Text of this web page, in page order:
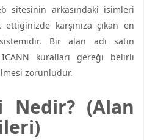
sitesinin arkasındaki isimleri
karşınıza çıkan en
Bir alan adı satın
kuralları gereği belirli
zorunludur.
Nedir? (Alan